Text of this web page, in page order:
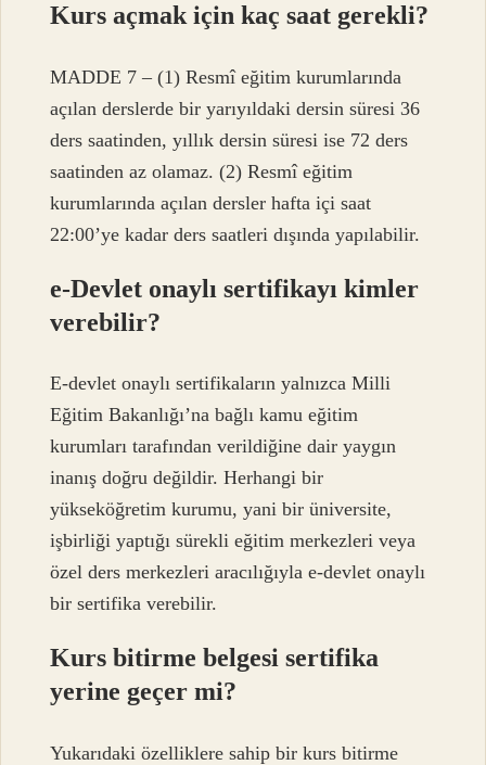
Kurs açmak için kaç saat gerekli?
MADDE 7 – (1) Resmî eğitim kurumlarında
açılan derslerde bir yarıyıldaki dersin süresi 36
ders saatinden, yıllık dersin süresi ise 72 ders
saatinden az olamaz. (2) Resmî eğitim
kurumlarında açılan dersler hafta içi saat
22:00’ye kadar ders saatleri dışında yapılabilir.
e-Devlet onaylı sertifikayı kimler
verebilir?
E-devlet onaylı sertifikaların yalnızca Milli
Eğitim Bakanlığı’na bağlı kamu eğitim
kurumları tarafından verildiğine dair yaygın
inanış doğru değildir. Herhangi bir
yükseköğretim kurumu, yani bir üniversite,
işbirliği yaptığı sürekli eğitim merkezleri veya
özel ders merkezleri aracılığıyla e-devlet onaylı
bir sertifika verebilir.
Kurs bitirme belgesi sertifika
yerine geçer mi?
Yukarıdaki özelliklere sahip bir kurs bitirme